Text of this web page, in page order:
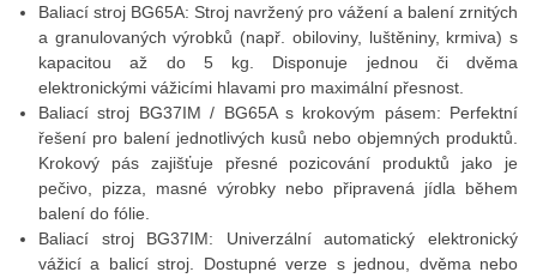
Baliací stroj BG65A: Stroj navržený pro vážení a balení zrnitých
a granulovaných výrobků (např. obiloviny, luštěniny, krmiva) s
kapacitou až do 5 kg. Disponuje jednou či dvěma
elektronickými vážicími hlavami pro maximální přesnost.
Baliací stroj BG37IM / BG65A s krokovým pásem: Perfektní
řešení pro balení jednotlivých kusů nebo objemných produktů.
Krokový pás zajišťuje přesné pozicování produktů jako je
pečivo, pizza, masné výrobky nebo připravená jídla během
balení do fólie.
Baliací stroj BG37IM: Univerzální automatický elektronický
vážicí a balicí stroj. Dostupné verze s jednou, dvěma nebo